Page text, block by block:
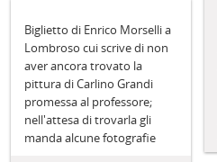
Biglietto di Enrico Morselli a
Lombroso cui scrive di non
aver ancora trovato la
pittura di Carlino Grandi
promessa al professore;
nell'attesa di trovarla gli
manda alcune fotografie